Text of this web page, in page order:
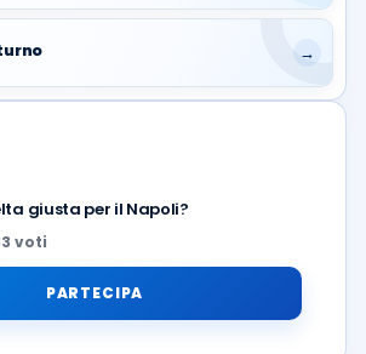
→
giusta per il Napoli?
voti
PARTECIPA